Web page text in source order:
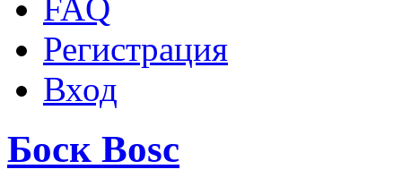
FAQ
Регистрация
Вход
Боск Bosc